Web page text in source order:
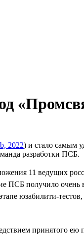
2022) и стало самым
разработки ПСБ.
11 ведущих
ПСБ получило очень
юзабилити-тестов,
принятого ею